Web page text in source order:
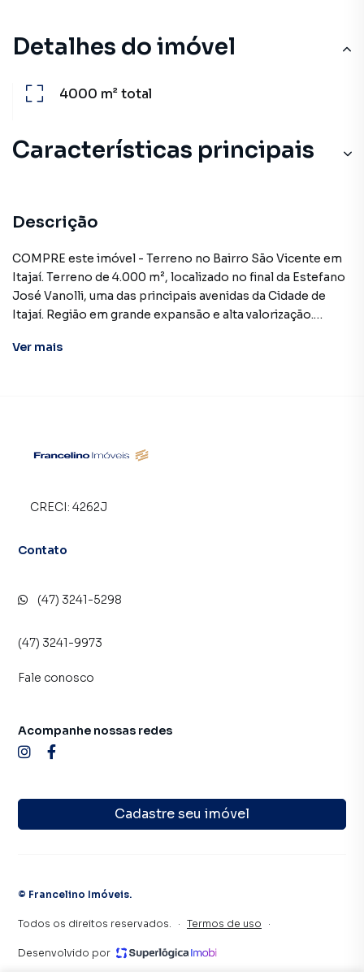
Detalhes do imóvel
4000 m²total
Características principais
Descrição
COMPRE este imóvel - Terreno no Bairro São Vicente em
Itajaí. Terreno de 4.000 m², localizado no final da Estefano
José Vanolli, uma das principais avenidas da Cidade de
Itajaí. Região em grande expansão e alta valorização.
BR-101, próximo a Escolas, Creches, Postos de Saúde,
atendimento@francelinoimoveis.com.br
Ver mais
CRECI: 4262J
Contato
(47) 3241-5298
(47) 3241-9973
Fale conosco
Cadastre seu imóvel
Acompanhe nossas redes
© Francelino Imóveis.
Todos os direitos reservados. · Termos de uso ·
Desenvolvido por